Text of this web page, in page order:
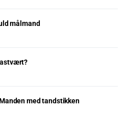
målmand
med tandstikken